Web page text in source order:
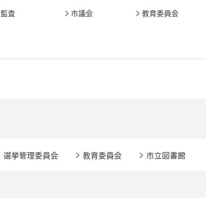
監査 市議会 教育委員会
選挙管理委員会 教育委員会 市立図書館